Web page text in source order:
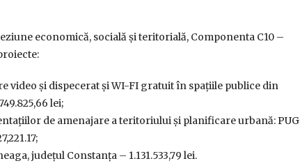
economică, socială și teritorială, Componenta C10 –
video și dispecerat și WI-FI gratuit în spațiile publice din
lei;
de amenajare a teritoriului și planificare urbană: PUG
județul Constanța – 1.131.533,79 lei.